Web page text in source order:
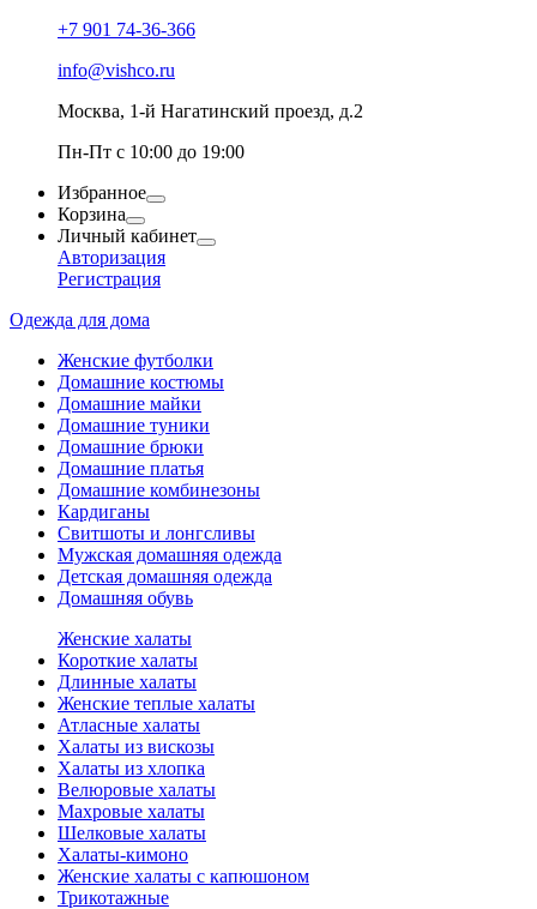
+7 901 74-36-366
info@vishco.ru
Москва, 1-й Нагатинский проезд, д.2
Пн-Пт с 10:00 до 19:00
Избранное
Корзина
Личный кабинет
Авторизация
Регистрация
Одежда для дома
Женские футболки
Домашние костюмы
Домашние майки
Домашние туники
Домашние брюки
Домашние платья
Домашние комбинезоны
Кардиганы
Свитшоты и лонгсливы
Мужская домашняя одежда
Детская домашняя одежда
Домашняя обувь
Женские халаты
Короткие халаты
Длинные халаты
Женские теплые халаты
Атласные халаты
Халаты из вискозы
Халаты из хлопка
Велюровые халаты
Махровые халаты
Шелковые халаты
Халаты-кимоно
Женские халаты с капюшоном
Трикотажные